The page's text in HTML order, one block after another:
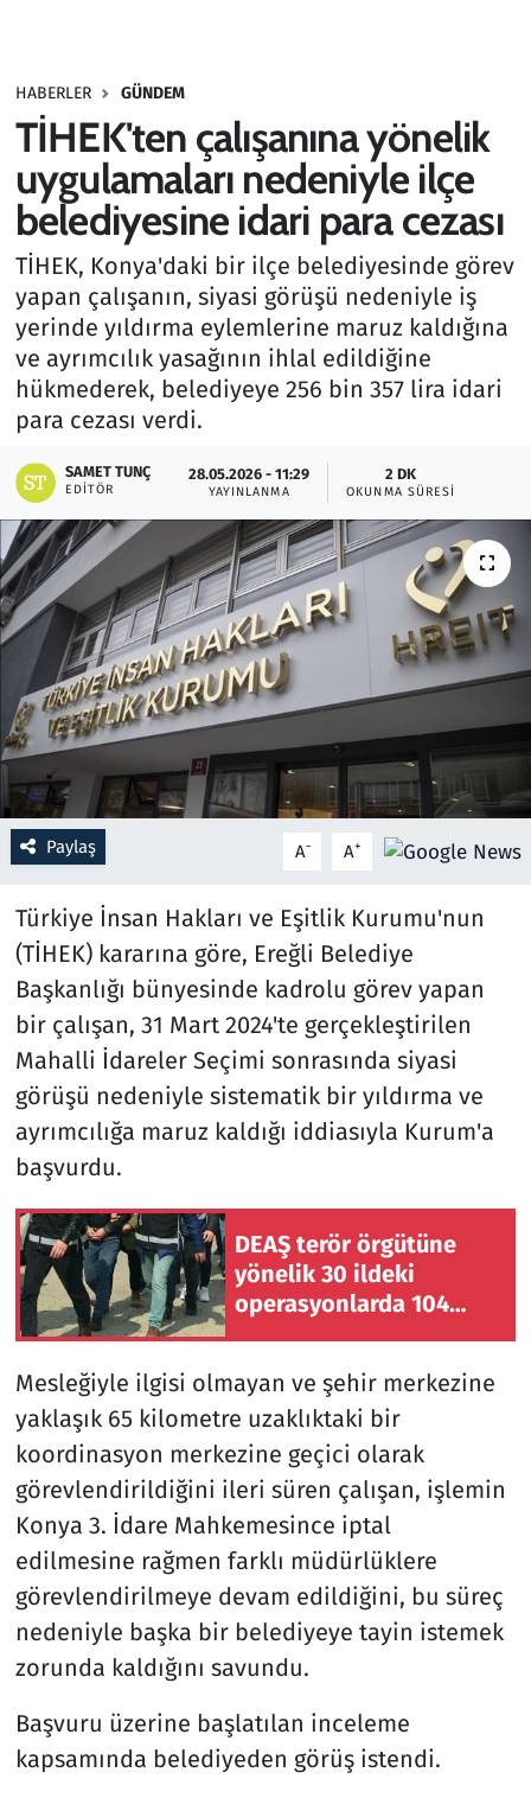
HABERLER GÜNDEM
TİHEK'ten çalışanına yönelik
uygulamaları nedeniyle ilçe
belediyesine idari para cezası
TİHEK, Konya'daki bir ilçe belediyesinde görev
yapan çalışanın, siyasi görüşü nedeniyle iş
yerinde yıldırma eylemlerine maruz kaldığına
ve ayrımcılık yasağının ihlal edildiğine
hükmederek, belediyeye 256 bin 357 lira idari
para cezası verdi.
SAMET TUNÇ
EDITÖR
28.05.2026 - 11:29
YAYINLANMA
2 DK
OKUNMA SÜRESI
Paylaş A- A+
Türkiye İnsan Hakları ve Eşitlik Kurumu'nun
(TİHEK) kararına göre, Ereğli Belediye
Başkanlığı bünyesinde kadrolu görev yapan
bir çalışan, 31 Mart 2024'te gerçekleştirilen
Mahalli İdareler Seçimi sonrasında siyasi
görüşü nedeniyle sistematik bir yıldırma ve
ayrımcılığa maruz kaldığı iddiasıyla Kurum'a
başvurdu.
DEAŞ terör örgütüne
yönelik 30 ildeki
operasyonlarda 104
Mesleğiyle ilgisi olmayan ve şehir merkezine
yaklaşık 65 kilometre uzaklıktaki bir
koordinasyon merkezine geçici olarak
görevlendirildiğini ileri süren çalışan, işlemin
Konya 3. İdare Mahkemesince iptal
edilmesine rağmen farklı müdürlüklere
görevlendirilmeye devam edildiğini, bu süreç
nedeniyle başka bir belediyeye tayin istemek
zorunda kaldığını savundu.
Başvuru üzerine başlatılan inceleme
kapsamında belediyeden görüş istendi.
Haber
Kültür Sanat
Kurumsal Haberler
Lezzet Durağı
Memur ve Kamu
Otomobil
Oyun
Ramazan
Resmi İlanlar
Rüya Tabirleri
Sağlık
Savunma Sanayi
Seçim 2023
Teknoloji ve Bilim
Televizyon